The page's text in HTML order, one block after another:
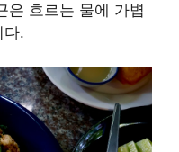
은 흐르는 물에 가볍
다.